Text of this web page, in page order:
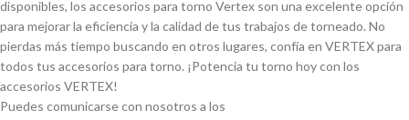
disponibles, los accesorios para torno Vertex son una excelente opción
para mejorar la eficiencia y la calidad de tus trabajos de torneado. No
pierdas más tiempo buscando en otros lugares, confí­a en VERTEX para
todos tus accesorios para torno. ¡Potencia tu torno hoy con los
accesorios VERTEX!
Puedes comunicarse con nosotros a los